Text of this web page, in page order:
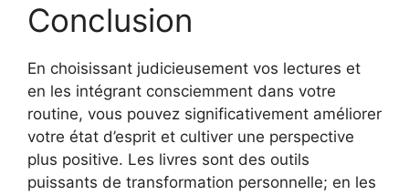
Conclusion
En choisissant judicieusement vos lectures et
en les intégrant consciemment dans votre
routine, vous pouvez significativement améliorer
votre état d’esprit et cultiver une perspective
plus positive. Les livres sont des outils
puissants de transformation personnelle; en les